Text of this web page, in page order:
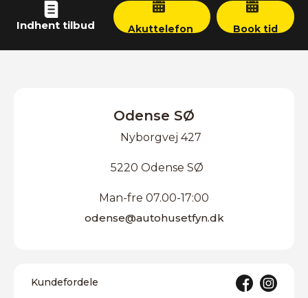
Indhent tilbud Akuttelefon Book tid
Odense SØ
Nyborgvej 427
5220 Odense SØ
Man-fre 07.00-17:00
odense@autohusetfyn.dk
Kundefordele